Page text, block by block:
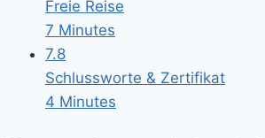
Freie Reise
7 Minutes
7.8
Schlussworte & Zertifikat
4 Minutes